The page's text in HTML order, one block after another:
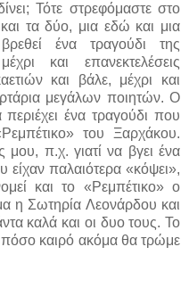
Τότε στρεφόμαστε στο
τα δύο, μια εδώ και μια
ένα τραγούδι της
και επανεκτελέσεις
και βάλε, μέχρι και
μεγάλων ποιητών.Ο
ένα τραγούδι που
του Ξαρχάκου.
π.χ. γιατί να βγει ένα
είχαν παλαιότερα «κόψει»,
και το «Ρεμπέτικο» ο
η Σωτηρία Λεονάρδου και
καλά και οι δυο τους. Το
πόσο καιρό ακόμα θα τρώμε